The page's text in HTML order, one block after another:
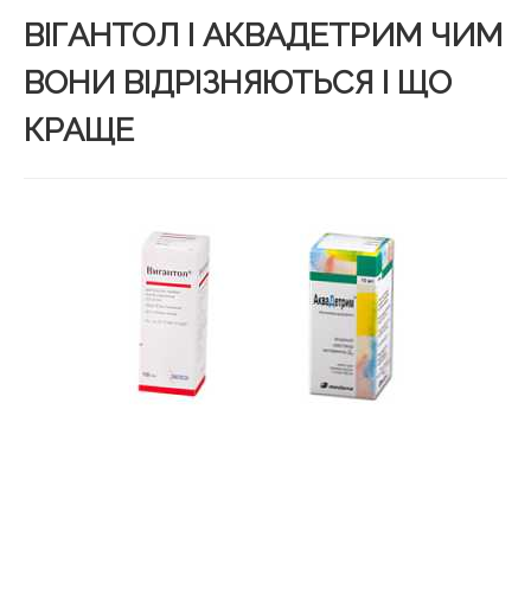
ВІГАНТОЛ І АКВАДЕТРИМ ЧИМ
ВОНИ ВІДРІЗНЯЮТЬСЯ І ЩО
КРАЩЕ